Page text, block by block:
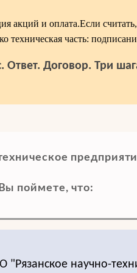
акций и оплата.Если
техническая часть:
Ответ. Договор. Три
поймете, что:
научно-